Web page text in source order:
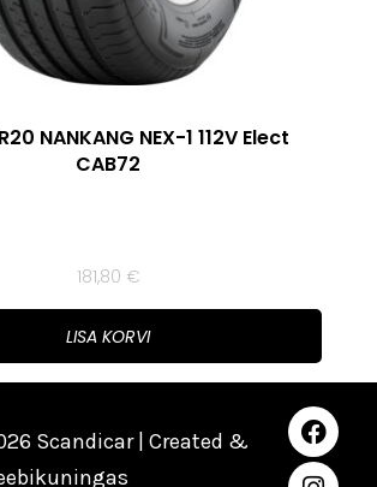
NANKANG NEX-1 112V Elect
CAB72
181,80 €
LISA KORVI
Scandicar | Created &